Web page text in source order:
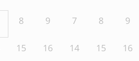
8 9
15 16
7 8 9
14 15 16